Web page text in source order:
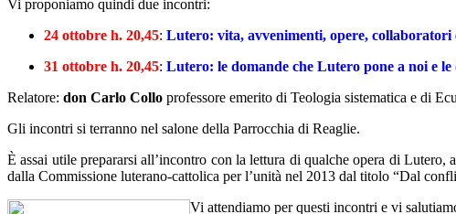
Vi proponiamo quindi due incontri:
24 ottobre h. 20,45: Lutero: vita, avvenimenti, opere,
31 ottobre h. 20,45: Lutero: le domande che Lutero pone a noi e
Relatore: don Carlo Collo professore emerito di Teologia sistematica e di
Gli incontri si terranno nel salone della Parrocchia di Reaglie.
È assai utile prepararsi all’incontro con la lettura di qualche opera di
dalla Commissione luterano-cattolica per l’unità nel 2013 dal titolo “Dal
Vi attendiamo per questi incontri e vi